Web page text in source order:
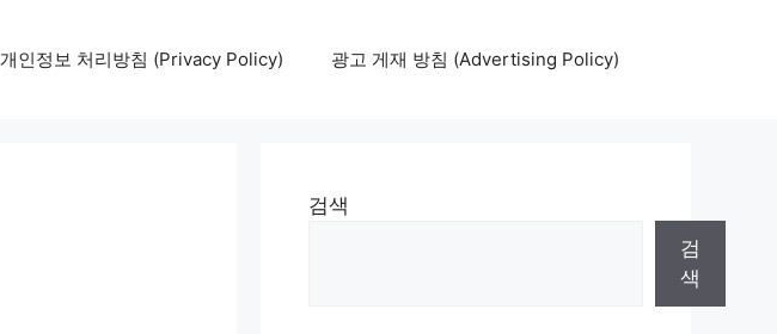
개인정보 처리방침 (Privacy Policy) 광고 게재 방침 (Advertising Policy)
검색
검
색